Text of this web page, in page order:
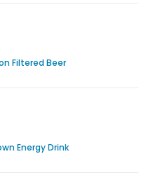
Filtered Beer
Energy Drink